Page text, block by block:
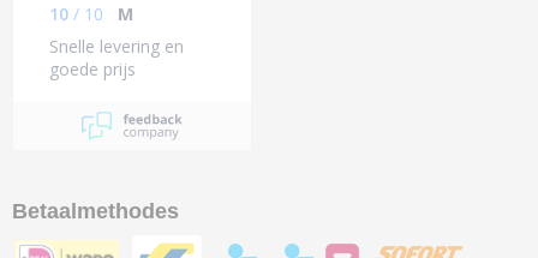
10 / 10
M
Snelle levering en
goede prijs
Betaalmethodes